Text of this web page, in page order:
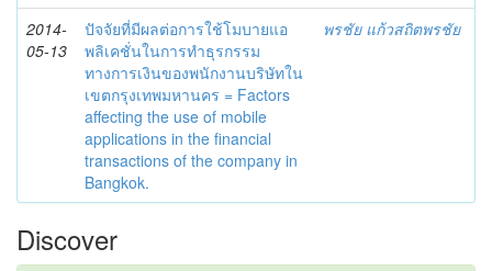
2014-
05-13
ปัจจัยที่มีผลต่อการใช้โมบายแอ
พลิเคชั่นในการทำธุรกรรม
ทางการเงินของพนักงานบริษัทใน
เขตกรุงเทพมหานคร = Factors
affecting the use of mobile
applications in the financial
transactions of the company in
Bangkok.
พรชัย แก้วสถิตพรชัย
Discover